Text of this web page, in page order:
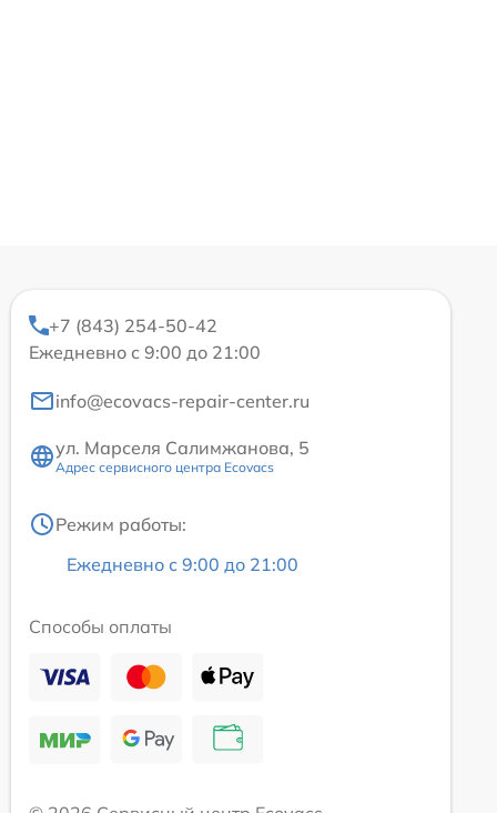
+7 (843) 254-50-42
Ежедневно с 9:00 до 21:00
info@ecovacs-repair-center.ru
ул. Марселя Салимжанова, 5
Адрес сервисного центра Ecovacs
Режим работы:
Ежедневно с 9:00 до 21:00
Способы оплаты